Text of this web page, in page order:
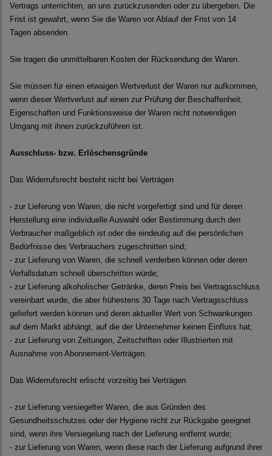
Vertrags unterrichten, an uns zurückzusenden oder zu übergeben. Die
Frist ist gewahrt, wenn Sie die Waren vor Ablauf der Frist von 14
Tagen absenden.
Sie tragen die unmittelbaren Kosten der Rücksendung der Waren.
Sie müssen für einen etwaigen Wertverlust der Waren nur aufkommen,
wenn dieser Wertverlust auf einen zur Prüfung der Beschaffenheit,
Eigenschaften und Funktionsweise der Waren nicht notwendigen
Umgang mit ihnen zurückzuführen ist.
Ausschluss- bzw. Erlöschensgründe
Das Widerrufsrecht besteht nicht bei Verträgen
- zur Lieferung von Waren, die nicht vorgefertigt sind und für deren
Herstellung eine individuelle Auswahl oder Bestimmung durch den
Verbraucher maßgeblich ist oder die eindeutig auf die persönlichen
Bedürfnisse des Verbrauchers zugeschnitten sind;
- zur Lieferung von Waren, die schnell verderben können oder deren
Verfallsdatum schnell überschritten würde;
- zur Lieferung alkoholischer Getränke, deren Preis bei Vertragsschluss
vereinbart wurde, die aber frühestens 30 Tage nach Vertragsschluss
geliefert werden können und deren aktueller Wert von Schwankungen
auf dem Markt abhängt, auf die der Unternehmer keinen Einfluss hat;
- zur Lieferung von Zeitungen, Zeitschriften oder Illustrierten mit
Ausnahme von Abonnement-Verträgen.
Das Widerrufsrecht erlischt vorzeitig bei Verträgen
- zur Lieferung versiegelter Waren, die aus Gründen des
Gesundheitsschutzes oder der Hygiene nicht zur Rückgabe geeignet
sind, wenn ihre Versiegelung nach der Lieferung entfernt wurde;
- zur Lieferung von Waren, wenn diese nach der Lieferung aufgrund ihrer